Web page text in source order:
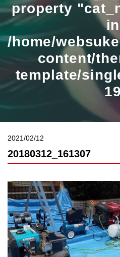
property
in
/home/
content/
template/
19
2021/02/12
20180312_161307